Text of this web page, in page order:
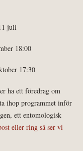
juli
18:00
17:30
ha ett föredrag om
ihop programmet inför
ett entomologisk
eller ring så ser vi